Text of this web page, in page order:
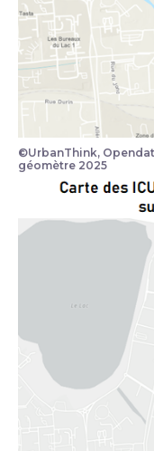
©UrbanThink,
géomètre 2025